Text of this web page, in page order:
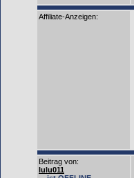
Affiliate-Anzeigen:
Beitrag von:
lulu011